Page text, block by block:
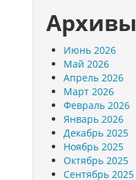
Архивы
Июнь 2026
Май 2026
Апрель 2026
Март 2026
Февраль 2026
Январь 2026
Декабрь 2025
Ноябрь 2025
Октябрь 2025
Сентябрь 2025